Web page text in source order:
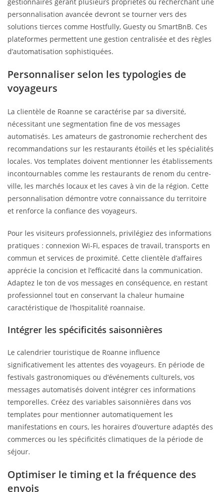
personnalisation avancée devront se tourner vers des
solutions tierces comme Hostfully, Guesty ou SmartBnB. Ces
plateformes permettent une gestion centralisée et des règles
d’automatisation sophistiquées.
Personnaliser selon les typologies de
voyageurs
La clientèle de Roanne se caractérise par sa diversité,
nécessitant une segmentation fine de vos messages
automatisés. Les amateurs de gastronomie recherchent des
recommandations sur les restaurants étoilés et les spécialités
locales. Vos templates doivent mentionner les établissements
incontournables comme les restaurants de renom du centre-
ville, les marchés locaux et les caves à vin de la région. Cette
personnalisation démontre votre connaissance du territoire
et renforce la confiance des voyageurs.
Pour les visiteurs professionnels, privilégiez des informations
pratiques : connexion Wi-Fi, espaces de travail, transports en
commun et services de proximité. Cette clientèle d’affaires
apprécie la concision et l’efficacité dans la communication.
Adaptez le ton de vos messages en conséquence, en restant
professionnel tout en conservant la chaleur humaine
caractéristique de l’hospitalité roannaise.
Intégrer les spécificités saisonnières
Le calendrier touristique de Roanne influence
significativement les attentes des voyageurs. En période de
festivals gastronomiques ou d’événements culturels, vos
messages automatisés doivent intégrer ces informations
temporelles. Créez des variables saisonnières dans vos
templates pour mentionner automatiquement les
manifestations en cours, les horaires d’ouverture adaptés des
commerces ou les spécificités climatiques de la période de
séjour.
Optimiser le timing et la fréquence des
envois